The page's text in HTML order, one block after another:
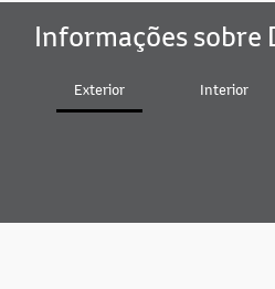
Informações sobre
Exterior Interior